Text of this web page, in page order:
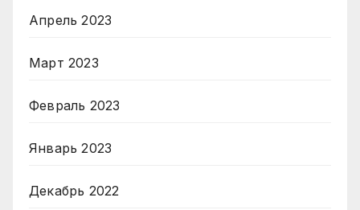
Апрель 2023
Март 2023
Февраль 2023
Январь 2023
Декабрь 2022